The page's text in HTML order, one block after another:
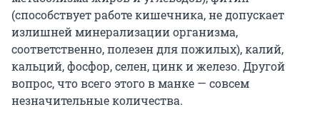
(способствует работе кишечника, не допускает
излишней минерализации организма,
соответственно, полезен для пожилых), калий,
кальций, фосфор, селен, цинк и железо. Другой
вопрос, что всего этого в манке — совсем
незначительные количества.